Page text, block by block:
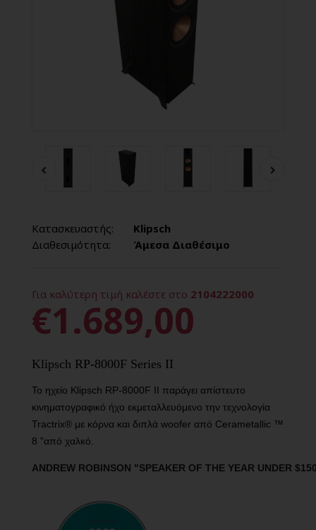
Κατασκευαστής:
Klipsch
Διαθεσιμότητα:
Άμεσα Διαθέσιμο
Για καλύτερη τιμή καλέστε στο 2104222000
€1.689,00
Klipsch RP-8000F Series II
Το ηχείο Klipsch RP-8000F II παράγει απίστευτο
κινηματογραφικό ήχο εκμεταλλευόμενο την τεχνολογία
Tractrix® με κόρνα και διπλά woofer από Cerametallic ™
8 "από χαλκό.
ANDREW ROBINSON "SPEAKER OF THE YEAR UNDER